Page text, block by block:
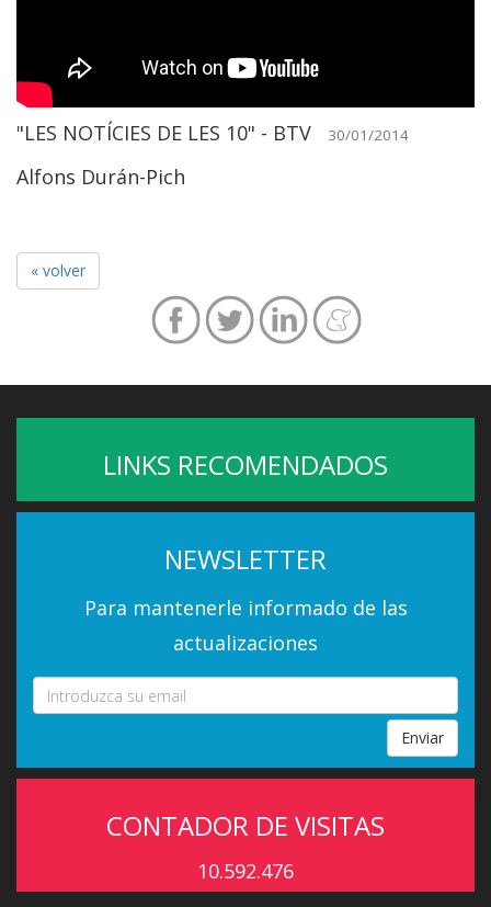
"LES NOTÍCIES DE LES 10" - BTV 30/01/2014
Alfons Durán-Pich
« volver
LINKS RECOMENDADOS
NEWSLETTER
Para mantenerle informado de las
actualizaciones
Enviar
CONTADOR DE VISITAS
10.592.476